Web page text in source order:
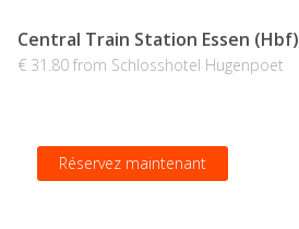
Central Train Station Essen (Hbf)
€ 31.80 from Schlosshotel Hugenpoet
Réservez maintenant